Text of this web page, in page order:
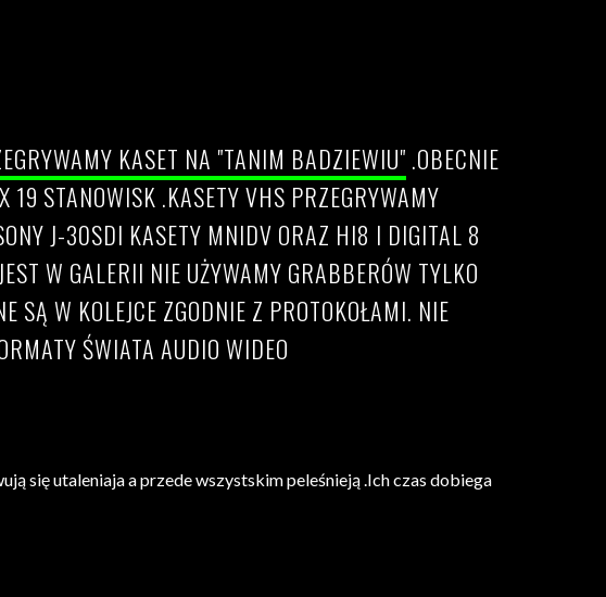
KASET NA "TANIM BADZIEWIU" .OBECNIE
STANOWISK .KASETY VHS PRZEGRYWAMY
J-30SDI KASETY MNIDV ORAZ HI8 I DIGITAL 8
W GALERII NIE UŻYWAMY GRABBERÓW TYLKO
SĄ W KOLEJCE ZGODNIE Z PROTOKOŁAMI. NIE
ŚWIATA AUDIO WIDEO
się utaleniaja a przede wszystskim peleśnieją .Ich czas dobiega